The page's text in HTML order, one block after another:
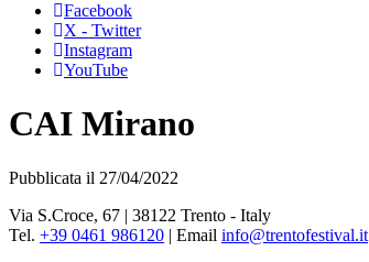
Facebook
X - Twitter
Instagram
YouTube
CAI Mirano
Pubblicata il 27/04/2022
Via S.Croce, 67 | 38122 Trento - Italy
Tel. +39 0461 986120 | Email info@trentofestival.it